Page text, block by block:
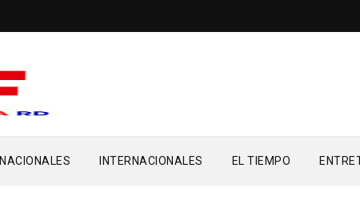
NACIONALES INTERNACIONALES EL TIEMPO